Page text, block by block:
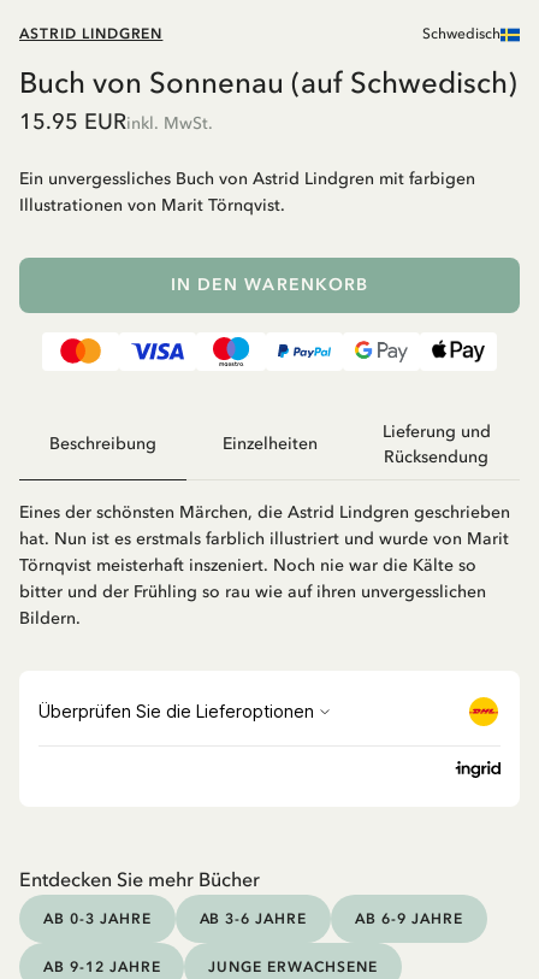
ASTRID LINDGREN Schwedisch
Buch von Sonnenau (auf Schwedisch)
15.95 EURinkl. MwSt.
Ein unvergessliches Buch von Astrid Lindgren mit farbigen
Illustrationen von Marit Törnqvist.
IN DEN WARENKORB
Beschreibung Einzelheiten
Lieferung und
Rücksendung
Eines der schönsten Märchen, die Astrid Lindgren geschrieben
hat. Nun ist es erstmals farblich illustriert und wurde von Marit
Törnqvist meisterhaft inszeniert. Noch nie war die Kälte so
bitter und der Frühling so rau wie auf ihren unvergesslichen
Bildern.
Entdecken Sie mehr Bücher
AB 0-3 JAHRE AB 3-6 JAHRE AB 6-9 JAHRE
AB 9-12 JAHRE JUNGE ERWACHSENE